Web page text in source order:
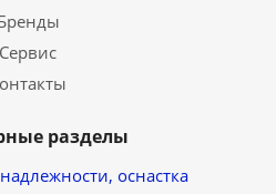
Сервис
разделы
оснастка